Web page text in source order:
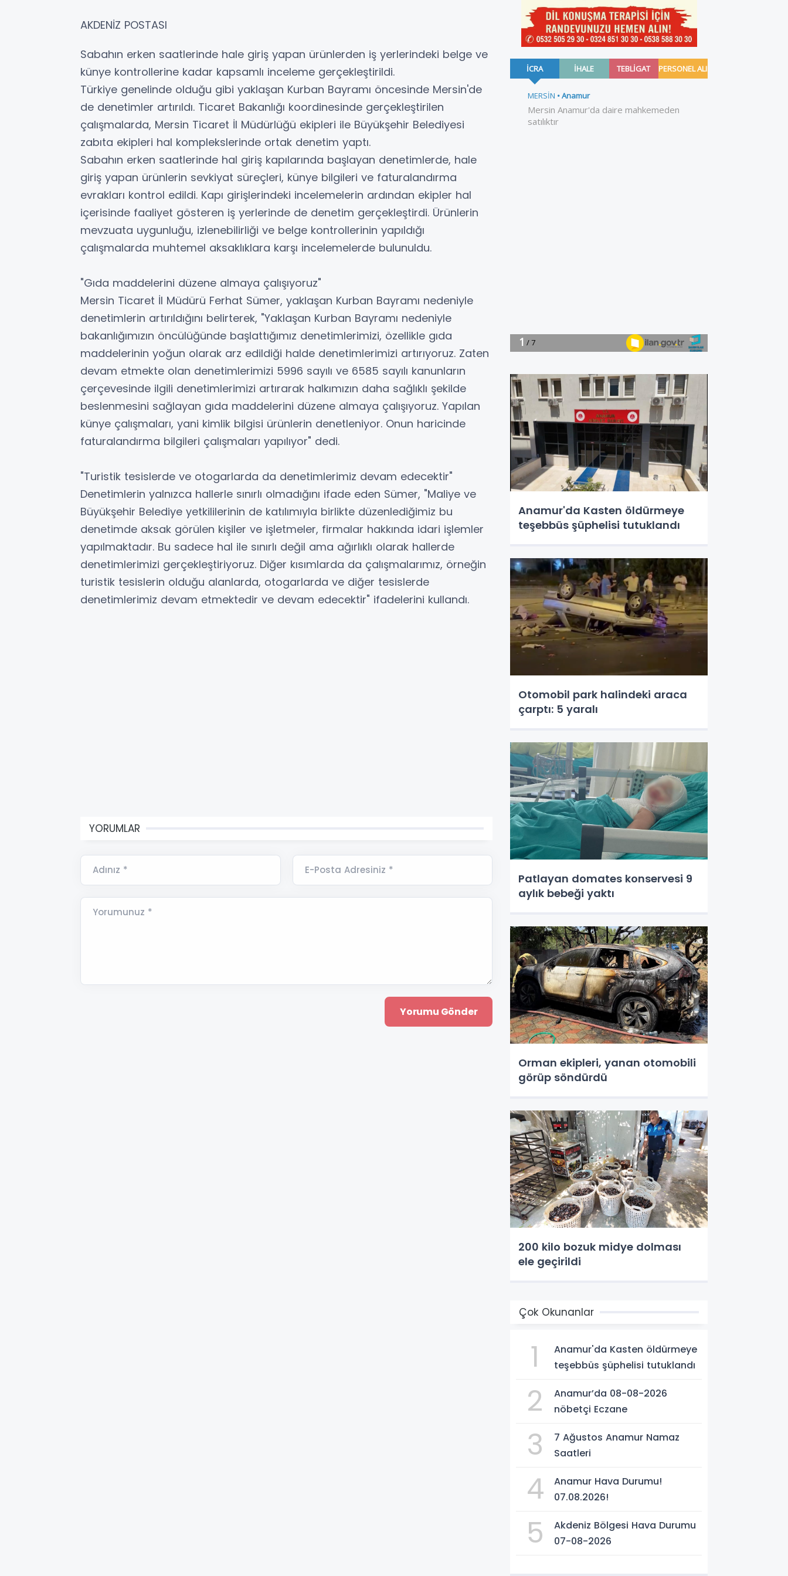
AKDENİZ POSTASI
Sabahın erken saatlerinde hale giriş yapan ürünlerden iş yerlerindeki belge ve
künye kontrollerine kadar kapsamlı inceleme gerçekleştirildi.
Türkiye genelinde olduğu gibi yaklaşan Kurban Bayramı öncesinde Mersin'de
de denetimler artırıldı. Ticaret Bakanlığı koordinesinde gerçekleştirilen
çalışmalarda, Mersin Ticaret İl Müdürlüğü ekipleri ile Büyükşehir Belediyesi
zabıta ekipleri hal komplekslerinde ortak denetim yaptı.
Sabahın erken saatlerinde hal giriş kapılarında başlayan denetimlerde, hale
giriş yapan ürünlerin sevkiyat süreçleri, künye bilgileri ve faturalandırma
evrakları kontrol edildi. Kapı girişlerindeki incelemelerin ardından ekipler hal
içerisinde faaliyet gösteren iş yerlerinde de denetim gerçekleştirdi. Ürünlerin
mevzuata uygunluğu, izlenebilirliği ve belge kontrollerinin yapıldığı
çalışmalarda muhtemel aksaklıklara karşı incelemelerde bulunuldu.
"Gıda maddelerini düzene almaya çalışıyoruz"
Mersin Ticaret İl Müdürü Ferhat Sümer, yaklaşan Kurban Bayramı nedeniyle
denetimlerin artırıldığını belirterek, "Yaklaşan Kurban Bayramı nedeniyle
bakanlığımızın öncülüğünde başlattığımız denetimlerimizi, özellikle gıda
maddelerinin yoğun olarak arz edildiği halde denetimlerimizi artırıyoruz. Zaten
devam etmekte olan denetimlerimizi 5996 sayılı ve 6585 sayılı kanunların
çerçevesinde ilgili denetimlerimizi artırarak halkımızın daha sağlıklı şekilde
beslenmesini sağlayan gıda maddelerini düzene almaya çalışıyoruz. Yapılan
künye çalışmaları, yani kimlik bilgisi ürünlerin denetleniyor. Onun haricinde
faturalandırma bilgileri çalışmaları yapılıyor" dedi.
"Turistik tesislerde ve otogarlarda da denetimlerimiz devam edecektir"
Denetimlerin yalnızca hallerle sınırlı olmadığını ifade eden Sümer, "Maliye ve
Büyükşehir Belediye yetkililerinin de katılımıyla birlikte düzenlediğimiz bu
denetimde aksak görülen kişiler ve işletmeler, firmalar hakkında idari işlemler
yapılmaktadır. Bu sadece hal ile sınırlı değil ama ağırlıklı olarak hallerde
denetimlerimizi gerçekleştiriyoruz. Diğer kısımlarda da çalışmalarımız, örneğin
turistik tesislerin olduğu alanlarda, otogarlarda ve diğer tesislerde
denetimlerimiz devam etmektedir ve devam edecektir" ifadelerini kullandı.
YORUMLAR
Adınız * E-Posta Adresiniz *
Yorumunuz *
Anamur'da Kasten öldürmeye
teşebbüs şüphelisi tutuklandı
Otomobil park halindeki araca
çarptı: 5 yaralı
Patlayan domates konservesi 9
aylık bebeği yaktı
Orman ekipleri, yanan otomobili
görüp söndürdü
200 kilo bozuk midye dolması
ele geçirildi
Çok Okunanlar
1
Anamur'da Kasten öldürmeye
teşebbüs şüphelisi tutuklandı
2
Anamur’da 08-08-2026
nöbetçi Eczane
3
7 Ağustos Anamur Namaz
Saatleri
4
Anamur Hava Durumu!
07.08.2026!
5
Akdeniz Bölgesi Hava Durumu
07-08-2026